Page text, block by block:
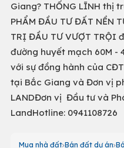
Giang? THỐNG LĨNH thị
PHẨM ĐẦU TƯ ĐẤT NỀN
TRỊ ĐẦU TƯ VƯỢT TRỘI
đường huyết mạch 60M -
với sự đồng hành của
tại Bắc Giang và Đơn vị
LANDĐơn vị Đầu tư và
LandHotline: 0941108726
Mua nhà đất Bán đất dự án